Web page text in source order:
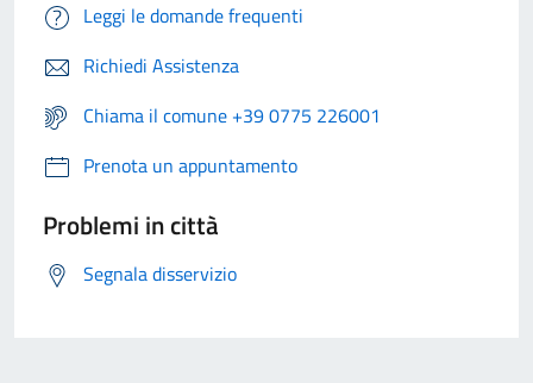
Leggi le domande frequenti
Richiedi Assistenza
Chiama il comune +39 0775 226001
Prenota un appuntamento
Problemi in città
Segnala disservizio